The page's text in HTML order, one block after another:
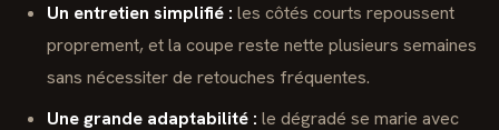
Un entretien simplifié : les côtés courts repoussent
proprement, et la coupe reste nette plusieurs semaines
sans nécessiter de retouches fréquentes.
Une grande adaptabilité : le dégradé se marie avec